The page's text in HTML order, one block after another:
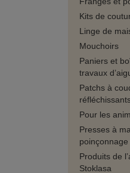
Kits de
Linge de
Mouchoirs
Paniers et
travaux
Patchs à
Pour les
Presses à
Produits de
Stoklasa